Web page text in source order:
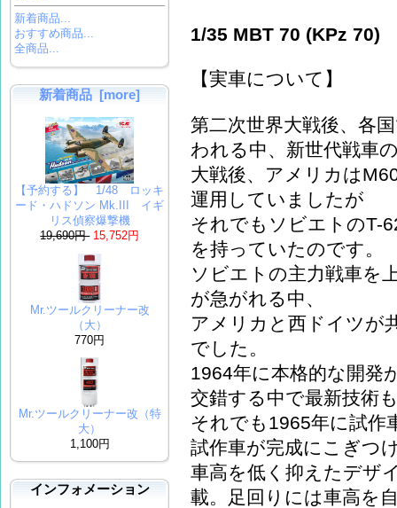
新着商品...
おすすめ商品...
全商品...
新着商品 [more]
【予約する】 1/48 ロッキ
ード・ハドソン Mk.III イギ
リス偵察爆撃機
19,690円 15,752円
Mr.ツールクリーナー改
（大）
770円
Mr.ツールクリーナー改（特
大）
1,100円
インフォメーション
1/35 MBT 70 (KPz 70)
【実車について】
第二次世界大戦後、各
われる中、新世代戦車
大戦後、アメリカは
運用していましたが
それでもソビエトのT-
を持っていたのです。
ソビエトの主力戦車を
が急がれる中、
アメリカと西ドイツが
でした。
1964年に本格的な開発
交錯する中で最新技術
それでも1965年に試作
試作車が完成にこぎつ
車高を低く抑えたデザ
載。足回りには車高を